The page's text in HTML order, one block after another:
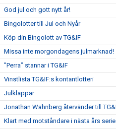
God jul och gott nytt år!
Bingolotter till Jul och Nyår
Köp din Bingolott av TG&IF
Missa inte morgondagens julmarknad!
”Perra” stannar i TG&IF
Vinstlista TG&IF:s kontantlotteri
Julklappar
Jonathan Wahnberg återvänder till
Klart med motståndare i nästa års serie